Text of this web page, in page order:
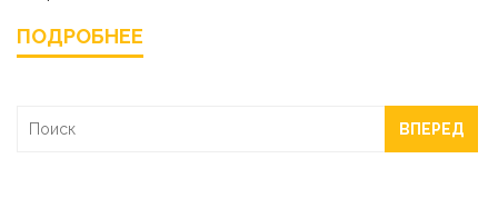
ПОДРОБНЕЕ
ВПЕРЕД